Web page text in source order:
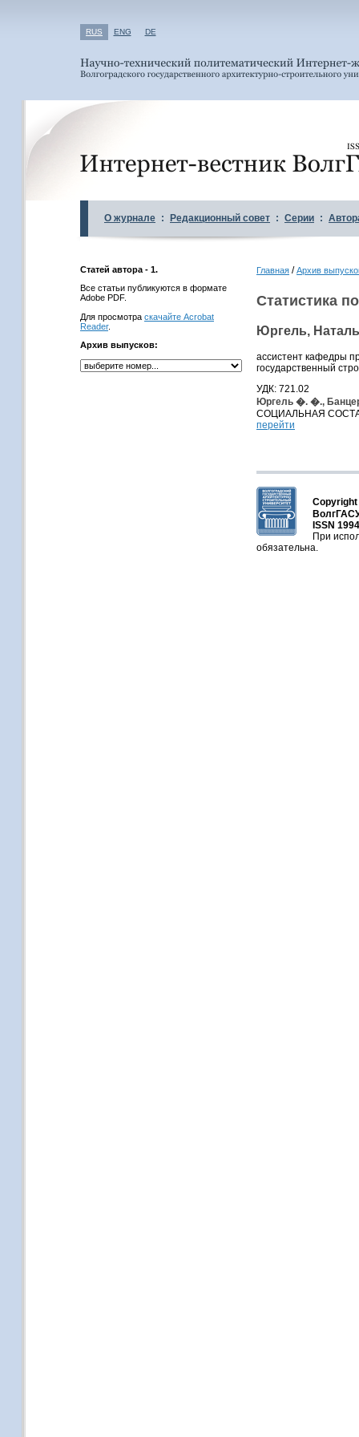
RUS ENG DE
О журнале : Редакционный совет : Серии :
Статей автора - 1.
Все статьи публикуются в формате
Adobe PDF.
Для просмотра скачайте Acrobat
Reader.
Архив выпусков:
Главная /Архив
Статистика
Юргель,
ассистент кафедры
государственный
УДК: 721.02
Юргель �. �.,
СОЦИАЛЬНАЯ
перейти
Copyright
ISSN
При
обязательна.